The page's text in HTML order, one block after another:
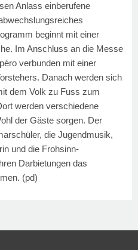
Anlass einberufene
beginnt mit einer
Im Anschluss an die Messe
verbunden mit einer
Danach werden sich
dem Volk zu Fuss zum
werden verschiedene
der Gäste sorgen. Der
die Jugendmusik,
und die Frohsinn-
Darbietungen das
(pd)